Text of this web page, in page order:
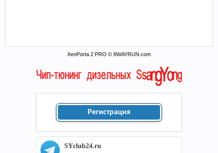
XenPorta 2 PRO © 8WAYRUN.com
Регистрация